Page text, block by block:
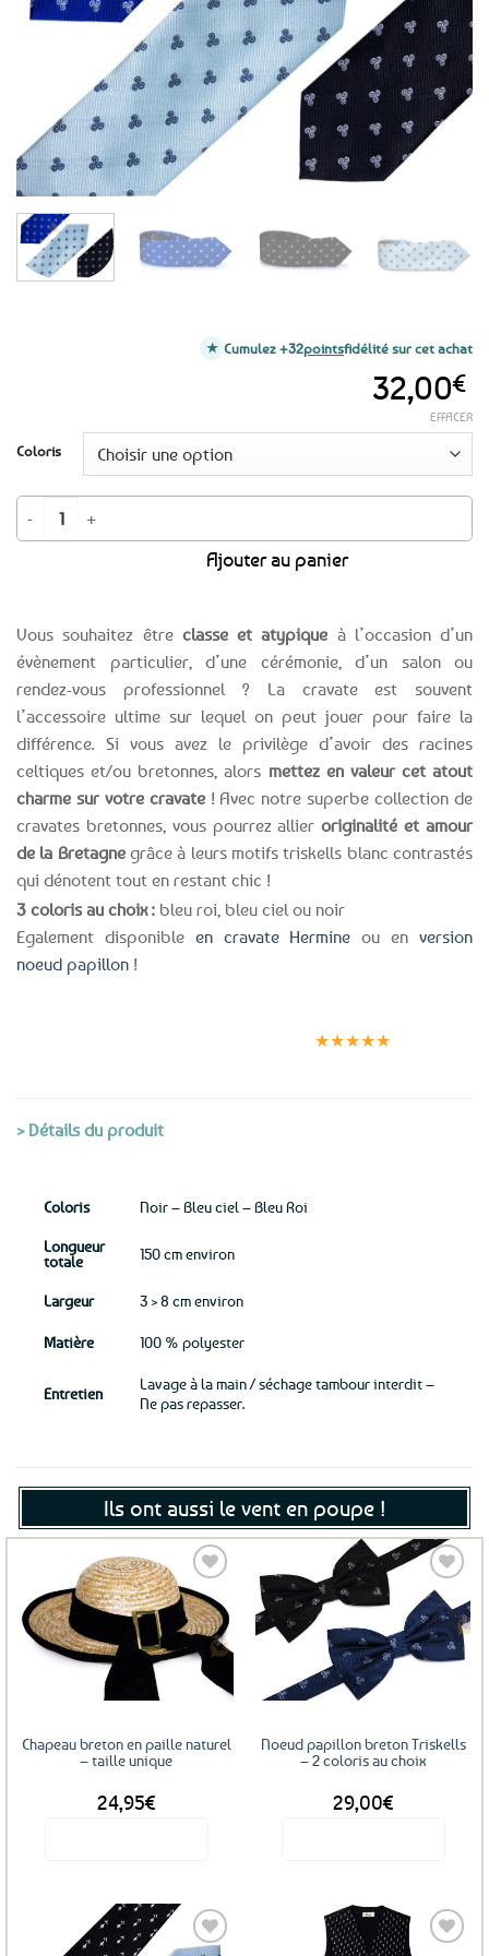
favoris
Vous souhaitez être classe et atypique à l’occasion d’un
évènement particulier, d’une cérémonie, d’un salon ou
rendez-vous professionnel ? La cravate est souvent
l’accessoire ultime sur lequel on peut jouer pour faire la
différence. Si vous avez le privilège d’avoir des racines
celtiques et/ou bretonnes, alors mettez en valeur cet atout
charme sur votre cravate! Avec notre superbe collection de
cravates bretonnes, vous pourrez allieroriginalité et amour
de la Bretagnegrâce à leurs motifs triskells blanc contrastés
qui dénotent tout en restant chic !
3 coloris au choix : bleu roi, bleu ciel ou noir
Egalement disponible en cravate Hermine ou enversion
noeud papillon !
32,00€
Coloris
EFFACER
quantité de Cravate bretonne Triskell – 3 coloris au choix
Ajouter au panier
Cumulez +32pointsfidélité sur cet achat
★★★★★
> Détails du produit
Coloris Noir – Bleu ciel – Bleu Roi
Longueur
totale
150 cm environ
Largeur 3 > 8 cm environ
Matière 100 % polyester
Entretien
Lavage à la main / séchage tambour interdit –
Ne pas repasser.
Ils ont aussi le vent en poupe !
Ajouter
aux
favoris
Chapeau breton en paille naturel
– taille unique
24,95€
Ajouter
aux
favoris
Noeud papillon breton Triskells
– 2 coloris au choix
29,00€